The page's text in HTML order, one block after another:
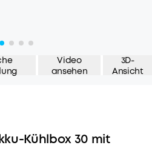
Video
ansehen
3D-
Ansicht
Kühlbox 30 mit